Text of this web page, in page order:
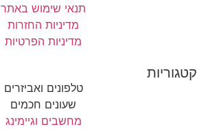
תנאי שימוש באתר
מדיניות החזרות
מדיניות הפרטיות
קטגוריות
טלפונים ואביזרים
שעונים חכמים
מחשבים וגיימינג